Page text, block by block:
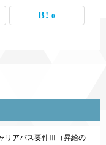
0
リアパス要件Ⅲ（昇給の